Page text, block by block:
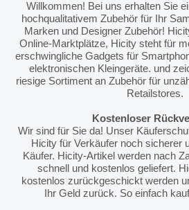
Willkommen! Bei uns erhalten Sie
hochqualitativem Zubehör für Ihr
Marken und Designer Zubehör!
Online-Marktplätze, Hicity steht für
erschwingliche Gadgets für
elektronischen Kleingeräte. und
riesige Sortiment an Zubehör für
Retailstores.
Kostenloser
Wir sind für Sie da! Unser
Hicity für Verkäufer noch sicherer
Käufer. Hicity-Artikel werden nach
schnell und kostenlos geliefert.
kostenlos zurückgeschickt werden
Ihr Geld zurück. So einfach